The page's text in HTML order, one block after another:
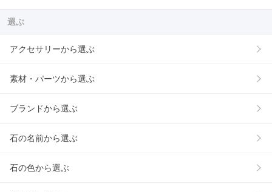
選ぶ
アクセサリーから選ぶ
素材・パーツから選ぶ
ブランドから選ぶ
石の名前から選ぶ
石の色から選ぶ